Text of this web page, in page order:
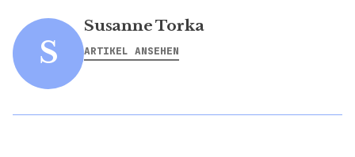
S
Susanne Torka
ARTIKEL ANSEHEN